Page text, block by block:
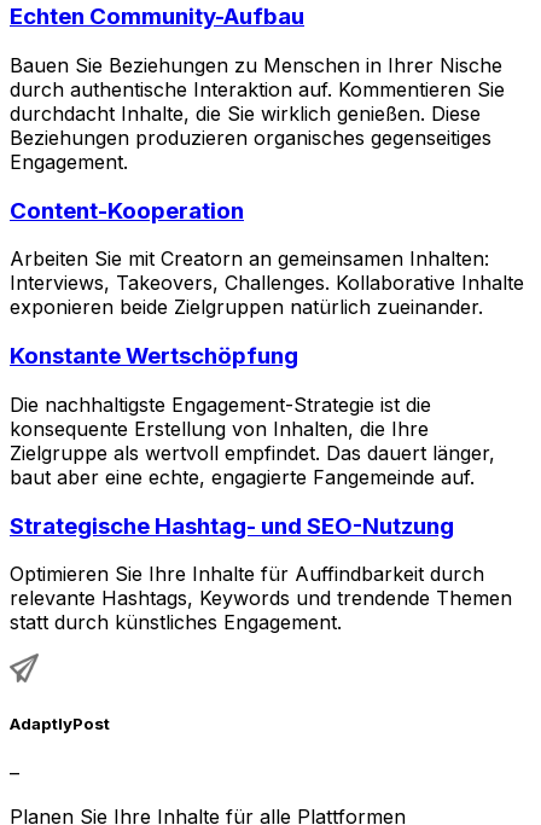
Echten Community-Aufbau
Bauen Sie Beziehungen zu Menschen in Ihrer Nische
durch authentische Interaktion auf. Kommentieren Sie
durchdacht Inhalte, die Sie wirklich genießen. Diese
Beziehungen produzieren organisches gegenseitiges
Engagement.
Content-Kooperation
Arbeiten Sie mit Creatorn an gemeinsamen Inhalten:
Interviews, Takeovers, Challenges. Kollaborative Inhalte
exponieren beide Zielgruppen natürlich zueinander.
Konstante Wertschöpfung
Die nachhaltigste Engagement-Strategie ist die
konsequente Erstellung von Inhalten, die Ihre
Zielgruppe als wertvoll empfindet. Das dauert länger,
baut aber eine echte, engagierte Fangemeinde auf.
Strategische Hashtag- und SEO-Nutzung
Optimieren Sie Ihre Inhalte für Auffindbarkeit durch
relevante Hashtags, Keywords und trendende Themen
statt durch künstliches Engagement.
AdaptlyPost
–
Planen Sie Ihre Inhalte für alle Plattformen